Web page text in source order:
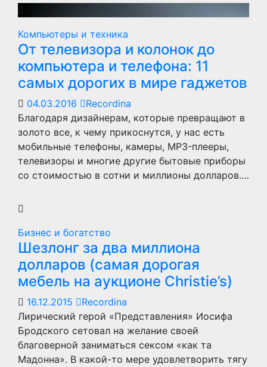
Компьютеры и техника
От телевизора и колонок до
компьютера и телефона: 11
самых дорогих в мире гаджетов
04.03.2016
Recordina
Благодаря дизайнерам, которые превращают в
золото все, к чему прикоснутся, у нас есть
мобильные телефоны, камеры, MP3-плееры,
телевизоры и многие другие бытовые приборы
со стоимостью в сотни и миллионы долларов.…
Бизнес и богатство
Шезлонг за два миллиона
долларов (самая дорогая
мебель на аукционе Christie’s)
16.12.2015
Recordina
Лирический герой «Представления» Иосифа
Бродского сетовал на желание своей
благоверной заниматься сексом «как та
Мадонна». В какой-то мере удовлетворить тягу